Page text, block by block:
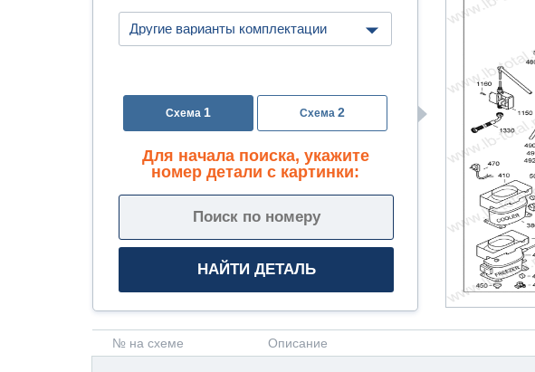
1 2
Для начала поиска, укажите
номер детали с картинки:
№ на схеме Описание